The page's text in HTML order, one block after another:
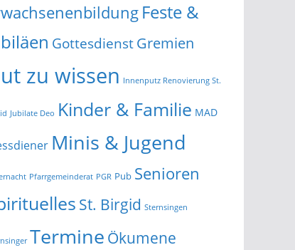
Feste &
GottesdienstGremien
zu wissen Innenputz Renovierung St.
Jubilate Deo Kinder & Familie MAD
Minis & Jugend
Pfarrgemeinderat PGR Pub Senioren
St. Birgid Sternsingen
Termine Ökumene